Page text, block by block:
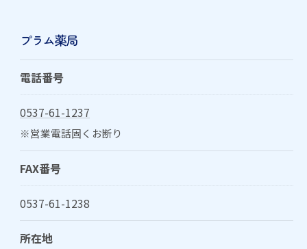
プラム薬局
電話番号
0537-61-1237
※営業電話固くお断り
FAX番号
0537-61-1238
所在地